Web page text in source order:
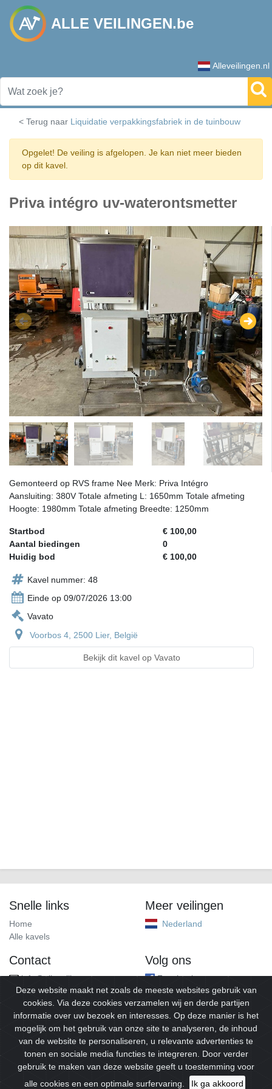
ALLE VEILINGEN.be
Alleveilingen.nl
< Terug naar Liquidatie verpakkingsfabriek in de tuinbouw
Opgelet! De veiling is afgelopen. Je kan niet meer bieden
op dit kavel.
Priva intégro uv-waterontsmetter
Gemonteerd op RVS frame Nee Merk: Priva Intégro
Aansluiting: 380V Totale afmeting L: 1650mm Totale afmeting
Hoogte: 1980mm Totale afmeting Breedte: 1250mm
Startbod
€ 100,00
Aantal biedingen
0
Huidig bod
€ 100,00
Kavel nummer: 48
Einde op 09/07/2026 13:00
Vavato
Voorbos 4, 2500 Lier, België
Bekijk dit kavel op Vavato
Snelle links
Home
Alle kavels
Meer veilingen
Nederland
Contact
info@alleveilingen.net
Volg ons
Facebook
© 2026Alleveilingen.Alle rechten voorbehouden.
Deze website maakt net zoals de meeste websites gebruik van
cookies. Via deze cookies verzamelen wij en derde partijen
informatie over uw bezoek en interesses. Op deze manier is het
mogelijk om het gebruik van onze site te analyseren, de inhoud
van de website te personaliseren, u relevante advertenties te
tonen en sociale media functies te integreren. Door verder
gebruik te maken van deze website geeft u toestemming voor
alle cookies en een optimale surfervaring.
Ik ga akkoord